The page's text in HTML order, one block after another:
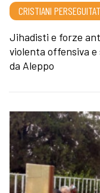
CRISTIANI
Jihadisti e forze
violenta offensiva
da Aleppo